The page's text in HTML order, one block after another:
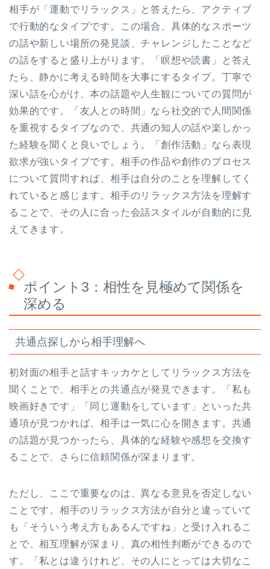
相手が「運動でリラックス」と答えたら、アクティブ
で行動的なタイプです。この場合、具体的なスポーツ
の話や新しい場所の発見談、チャレンジしたことなど
の話をすると盛り上がります。「瞑想や読書」と答え
たら、静かに考える時間を大事にするタイプ。丁寧で
深い話を心がけ、本の話題や人生観についての質問が
効果的です。「友人との時間」なら社交的で人間関係
を重視するタイプなので、共通の知人の話や楽しかっ
た経験を聞くと良いでしょう。「創作活動」なら表現
欲求が強いタイプです。相手の作品や創作のプロセス
について質問すれば、相手は自分のことを理解してく
れていると感じます。相手のリラックス方法を理解す
ることで、その人に合った会話スタイルが自動的に見
えてきます。
ポイント3：相性を見極めて関係を
深める
共通点探しから相手理解へ
初対面の相手と話すキッカケとしてリラックス方法を
聞くことで、相手との共通点が発見できます。「私も
映画好きです」「同じ運動をしています」といった共
通項が見つかれば、相手は一気に心を開きます。共通
の話題が見つかったら、具体的な経験や感想を交換す
ることで、さらに信頼関係が深まります。
ただし、ここで重要なのは、異なる意見を否定しない
ことです。相手のリラックス方法が自分と違っていて
も「そういう考え方もあるんですね」と受け入れるこ
とで、相互理解が深まり、真の相性判断ができるので
す。「私とは違うけれど、その人にとっては大切なこ